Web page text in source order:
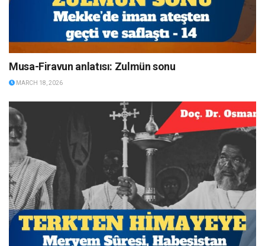
Musa-Firavun anlatısı: Zulmün sonu
MARCH 18, 2026